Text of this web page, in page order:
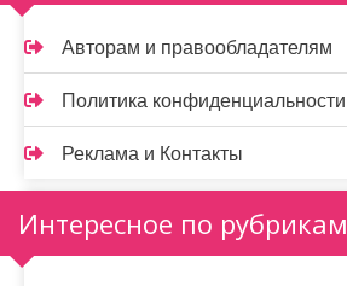
Авторам и правообладателям
Политика конфиденциальности
Реклама и Контакты
Интересное по рубрикам